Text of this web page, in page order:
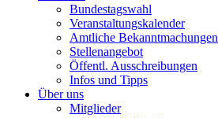
Bundestagswahl
Veranstaltungskalender
Amtliche Bekanntmachungen
Stellenangebot
Öffentl. Ausschreibungen
Infos und Tipps
Über uns
Mitglieder